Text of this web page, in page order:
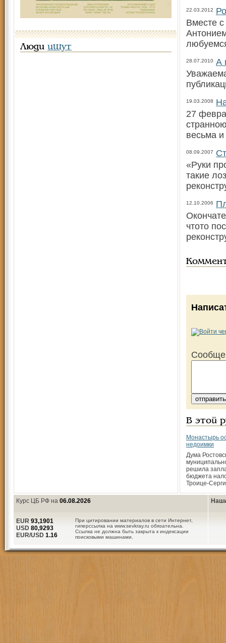
Люди ищут
22.03.2012
Вместе
28.07.2010 А
19.03.2008
27
весьма
08.09.2007
«Руки
такие
12.10.2006
что­то
В этой
Монастырь
недоимки
Дума
решила
бюджета
Троице-
Курс ЦБ РФ на 06.08.2026
При цитировании материалов в сети Интернет,
гиперссылка на www.sevkray.ru обязательна.
Ссылка не должна быть закрыта к индексации
поисковыми машинами.
EUR 93,1901
USD 80,9293
EUR/USD 1.16